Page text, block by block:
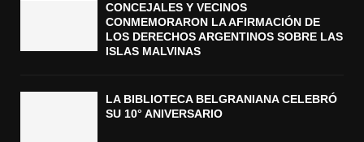
CONCEJALES Y VECINOS
CONMEMORARON LA AFIRMACIÓN DE
LOS DERECHOS ARGENTINOS SOBRE LAS
ISLAS MALVINAS
LA BIBLIOTECA BELGRANIANA CELEBRÓ
SU 10° ANIVERSARIO